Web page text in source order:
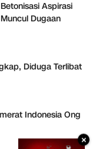
Aspirasi
Dugaan
Diduga Terlibat
Indonesia Ong
×